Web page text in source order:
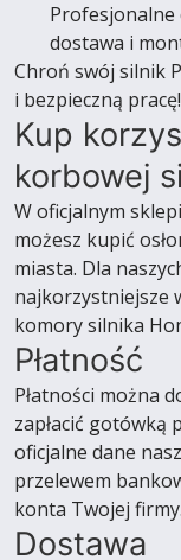
Profesjonalne
dostawa i
Chroń swój silnik
i bezpieczną pracę!
Kup
korbowej
W oficjalnym
możesz kupić
miasta. Dla
najkorzystniejsze
komory silnika
Płatność
Płatności można
zapłacić gotówką
oficjalne dane
przelewem
konta Twojej firmy.
Dostawa